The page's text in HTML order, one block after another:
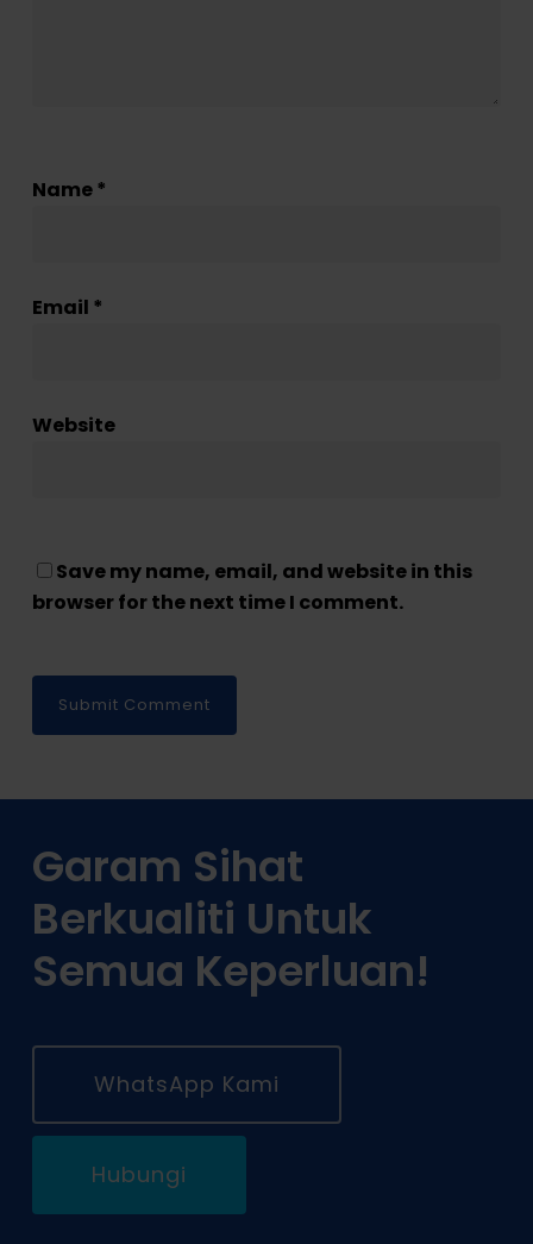
Name *
Email *
Website
Save my name, email, and website in this
browser for the next time I comment.
Garam Sihat
Berkualiti Untuk
Semua Keperluan!
WhatsApp Kami
Hubungi